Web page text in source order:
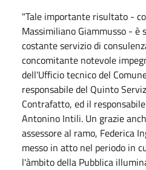
"Tale importante risultato -
Massimiliano Giammusso -
costante servizio di
concomitante notevole
dell'Ufficio tecnico del
responsabile del Quinto
Contrafatto, ed il
Antonino Intili. Un grazie
assessore al ramo, Federica
messo in atto nel periodo in
l'àmbito della Pubblica